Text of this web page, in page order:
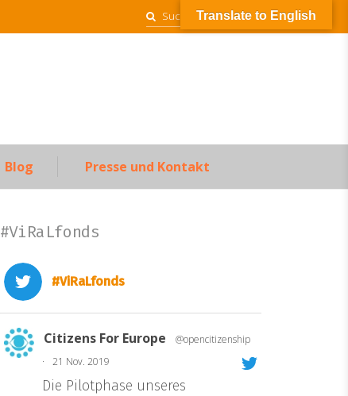
Suchen
nach:
Blog Presse und Kontakt
#ViRaLfonds
#ViRaLfonds
Citizens For Europe
@opencitizenship
·
21 Nov. 2019
Die Pilotphase unseres
Translate to English